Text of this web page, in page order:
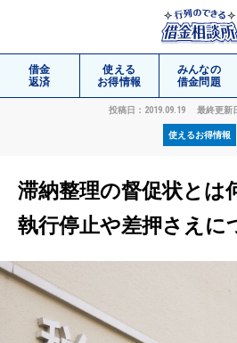
借金
返済
使える
お得情報
みんなの
借金問題
投稿日：2019.09.19 最終更新
使えるお得情報
滞納整理の督促状とは
執行停止や差押さえに